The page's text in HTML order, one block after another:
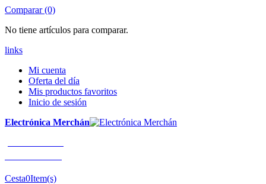
Comparar (0)
No tiene artículos para comparar.
links
Mi cuenta
Oferta del día
Mis productos favoritos
Inicio de sesión
Electrónica Merchán
Cesta0Item(s)